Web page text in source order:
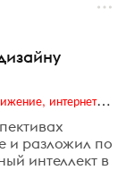
Digital (web-дизайн, интернет-реклама и продвижение, интернет-сообщества и блоги, интернет-коммуникации, мобильный маркетинг, реклама на цифровых экранах)
и разложил по
интеллект в